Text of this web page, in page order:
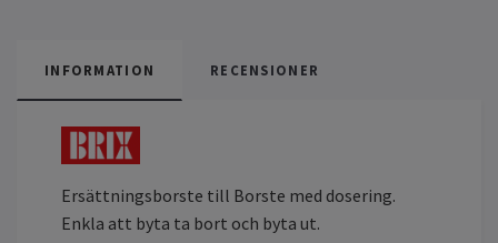
INFORMATION RECENSIONER
Ersättningsborste till Borste med dosering.
Enkla att byta ta bort och byta ut.